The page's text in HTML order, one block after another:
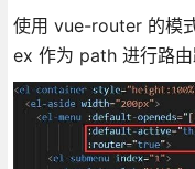
使用 vue-router 的模
ex 作为 path 进行路由